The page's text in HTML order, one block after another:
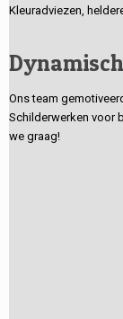
Kleuradviezen,
Ons team
Schilderwerken voor
we graag!